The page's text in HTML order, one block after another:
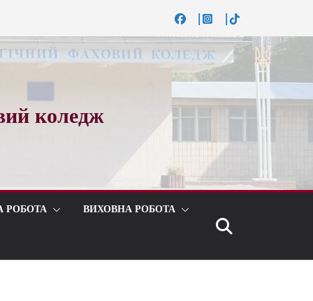
коледж
РОБОТА ВИХОВНА РОБОТА